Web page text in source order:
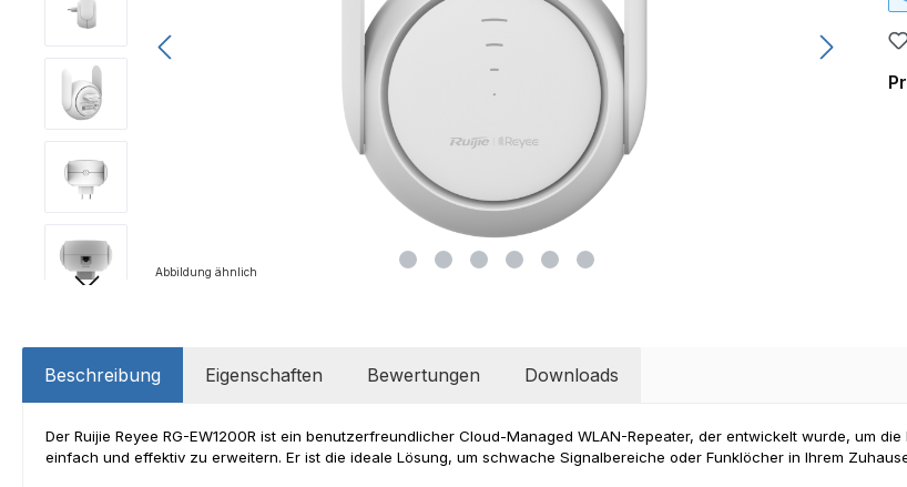
Abbildung ähnlich
Beschreibung Eigenschaften Bewertungen Downloads
Der Ruijie Reyee RG-EW1200R ist ein benutzerfreundlicher Cloud-Managed WLAN-Repeater, der entwickelt wurde, um
einfach und effektiv zu erweitern. Er ist die ideale Lösung, um schwache Signalbereiche oder Funklöcher in Ihrem